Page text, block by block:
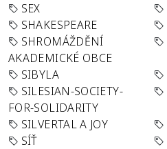
SEX
SHAKESPEARE
SHROMÁŽDĚNÍ
AKADEMICKÉ OBCE
SIBYLA
SILESIAN-SOCIETY-
FOR-SOLIDARITY
SILVERTAL A JOY
SÍŤ